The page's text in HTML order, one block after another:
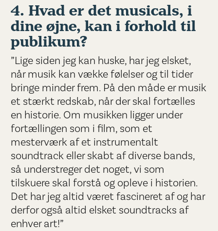
4. Hvad er det musicals, i
dine øjne, kan i forhold til
publikum?
”Lige siden jeg kan huske, har jeg elsket,
når musik kan vække følelser og til tider
bringe minder frem. På den måde er musik
et stærkt redskab, når der skal fortælles
en historie. Om musikken ligger under
fortællingen som i film, som et
mesterværk af et instrumentalt
soundtrack eller skabt af diverse bands,
så understreger det noget, vi som
tilskuere skal forstå og opleve i historien.
Det har jeg altid været fascineret af og har
derfor også altid elsket soundtracks af
enhver art!”